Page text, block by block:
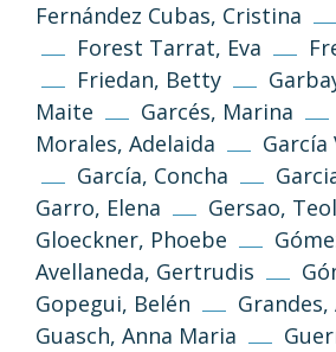
Fernández Cubas, Cristina
Forest Tarrat, Eva
Friedan, Betty
Maite
Garcés, Marina
Morales, Adelaida
García
García, Concha
Garro, Elena
Gersao,
Gloeckner, Phoebe
Avellaneda, Gertrudis
Gopegui, Belén
Guasch, Anna Maria